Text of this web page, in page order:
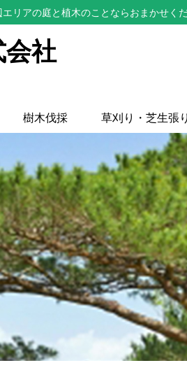
エリアの庭と植木のことならおまかせく
社
樹木伐採 草刈り・芝生張り